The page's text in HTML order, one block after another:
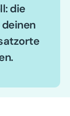
die